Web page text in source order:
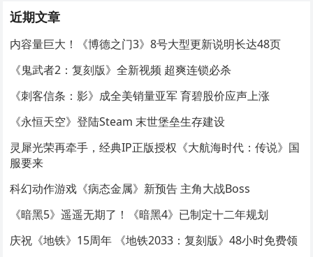
近期文章
内容量巨大！《博德之门3》8号大型更新说明长达48页
《鬼武者2：复刻版》全新视频 超爽连锁必杀
《刺客信条：影》成全美销量亚军 育碧股价应声上涨
《永恒天空》登陆Steam 末世堡垒生存建设
灵犀光荣再牵手，经典IP正版授权《大航海时代：传说》国
服要来
科幻动作游戏《病态金属》新预告 主角大战Boss
《暗黑5》遥遥无期了！《暗黑4》已制定十二年规划
庆祝《地铁》15周年 《地铁2033：复刻版》48小时免费领